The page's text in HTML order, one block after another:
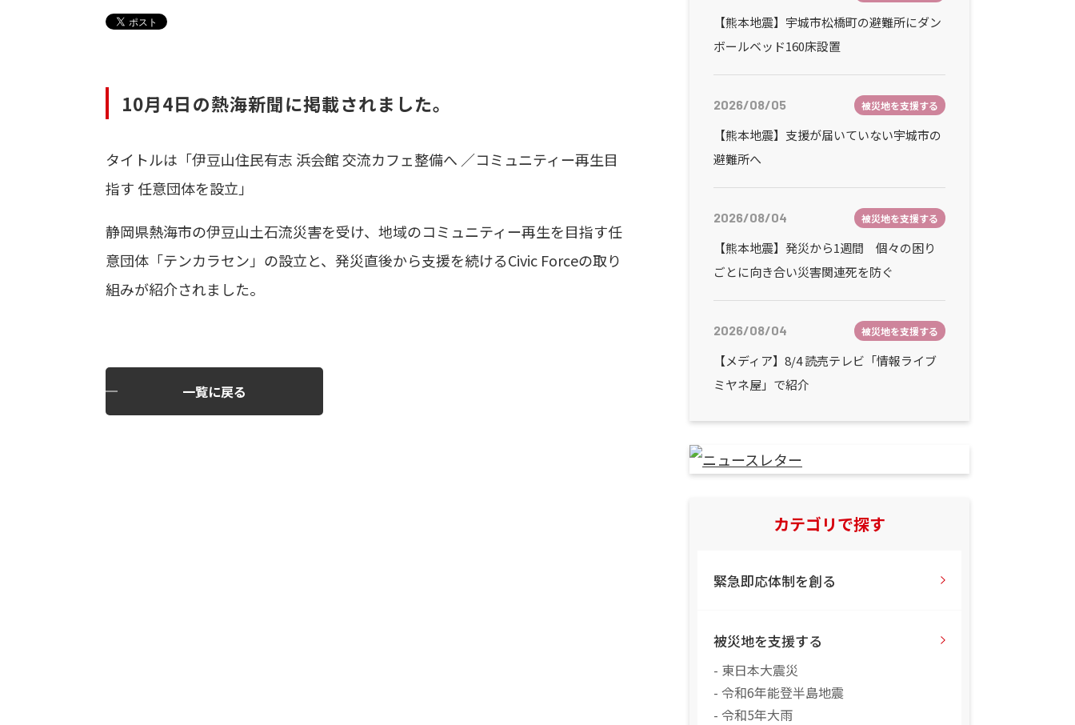
10月4日の熱海新聞に掲載されました。
タイトルは「伊豆山住民有志 浜会館 交流カフェ整備へ ／コミュニティー再生目
指す 任意団体を設立」
静岡県熱海市の伊豆山土石流災害を受け、地域のコミュニティー再生を目指す任
意団体「テンカラセン」の設立と、発災直後から支援を続けるCivic Forceの取り
組みが紹介されました。
一覧に戻る
【熊本地震】宇城市松橋町の避難所にダン
ボールベッド160床設置
2026/08/05 被災地を支援する
【熊本地震】支援が届いていない宇城市の
避難所へ
2026/08/04 被災地を支援する
【熊本地震】発災から1週間 個々の困り
ごとに向き合い災害関連死を防ぐ
2026/08/04 被災地を支援する
【メディア】8/4 読売テレビ「情報ライブ
ミヤネ屋」で紹介
カテゴリで探す
緊急即応体制を創る
被災地を支援する
- 東日本大震災
- 令和6年能登半島地震
- 令和5年大雨